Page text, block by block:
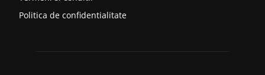
Politica de confidentialitate